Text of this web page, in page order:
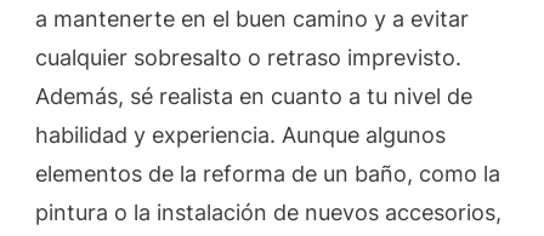
a mantenerte en el buen camino y a evitar
cualquier sobresalto o retraso imprevisto.
Además, sé realista en cuanto a tu nivel de
habilidad y experiencia. Aunque algunos
elementos de la reforma de un baño, como la
pintura o la instalación de nuevos accesorios,